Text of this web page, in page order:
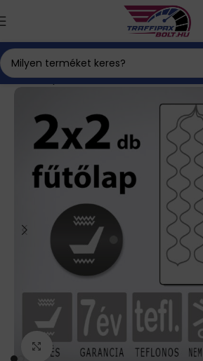
Kezdőlap Ülésfűtés autó ülésfűtés
Click to enlarge